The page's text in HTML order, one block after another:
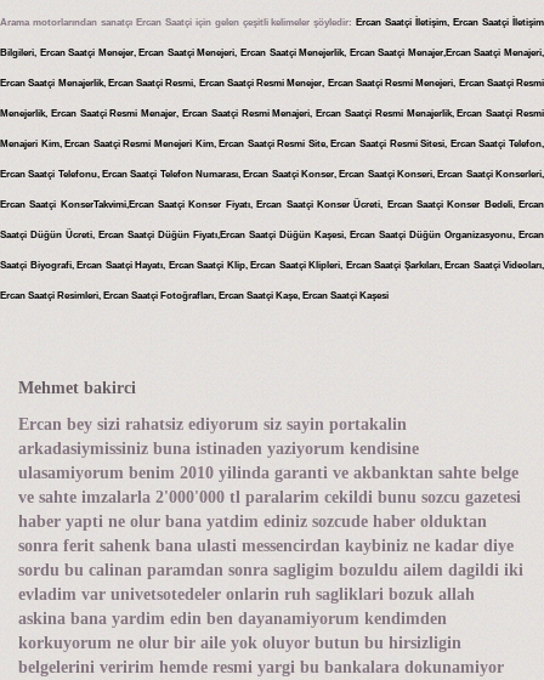
Arama motorlarından sanatçı Ercan Saatçi için gelen çeşitli kelimeler şöyledir: Ercan Saatçi İletişim, Ercan Saatçi İletişim
Bilgileri, Ercan Saatçi Menejer, Ercan Saatçi Menejeri, Ercan Saatçi Menejerlik, Ercan Saatçi Menajer,Ercan Saatçi Menajeri,
Ercan Saatçi Menajerlik, Ercan Saatçi Resmi, Ercan Saatçi Resmi Menejer, Ercan Saatçi Resmi Menejeri, Ercan Saatçi Resmi
Menejerlik, Ercan Saatçi Resmi Menajer, Ercan Saatçi Resmi Menajeri, Ercan Saatçi Resmi Menajerlik, Ercan Saatçi Resmi
Menajeri Kim, Ercan Saatçi Resmi Menejeri Kim, Ercan Saatçi Resmi Site, Ercan Saatçi Resmi Sitesi, Ercan Saatçi Telefon,
Ercan Saatçi Telefonu, Ercan Saatçi Telefon Numarası, Ercan Saatçi Konser, Ercan Saatçi Konseri, Ercan Saatçi Konserleri,
Ercan Saatçi KonserTakvimi,Ercan Saatçi Konser Fiyatı, Ercan Saatçi Konser Ücreti, Ercan Saatçi Konser Bedeli, Ercan
Saatçi Düğün Ücreti, Ercan Saatçi Düğün Fiyatı,Ercan Saatçi Düğün Kaşesi, Ercan Saatçi Düğün Organizasyonu, Ercan
Saatçi Biyografi, Ercan Saatçi Hayatı, Ercan Saatçi Klip, Ercan Saatçi Klipleri, Ercan Saatçi Şarkıları, Ercan Saatçi Videoları,
Ercan Saatçi Resimleri, Ercan Saatçi Fotoğrafları, Ercan Saatçi Kaşe, Ercan Saatçi Kaşesi
Mehmet bakirci
Ercan bey sizi rahatsiz ediyorum siz sayin portakalin
arkadasiymissiniz buna istinaden yaziyorum kendisine
ulasamiyorum benim 2010 yilinda garanti ve akbanktan sahte belge
ve sahte imzalarla 2'000'000 tl paralarim cekildi bunu sozcu gazetesi
haber yapti ne olur bana yatdim ediniz sozcude haber olduktan
sonra ferit sahenk bana ulasti messencirdan kaybiniz ne kadar diye
sordu bu calinan paramdan sonra sagligim bozuldu ailem dagildi iki
evladim var univetsotedeler onlarin ruh sagliklari bozuk allah
askina bana yardim edin ben dayanamiyorum kendimden
korkuyorum ne olur bir aile yok oluyor butun bu hirsizligin
belgelerini veririm hemde resmi yargi bu bankalara dokunamiyor